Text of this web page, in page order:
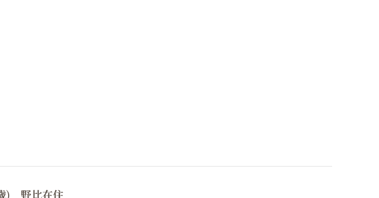
) 野比在住